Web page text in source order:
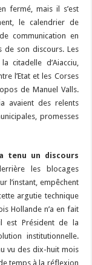
fermé, mais il s’est
le calendrier de
communication en
de son discours. Les
citadelle d’Aiacciu,
l’Etat et les Corses
de Manuel Valls.
avaient des relents
promesses
tenu un discours
les blocages
l’instant, empêchent
argutie technique
Hollande n’a en fait
est Président de la
institutionnelle.
vu des dix-huit mois
temps à la réflexion